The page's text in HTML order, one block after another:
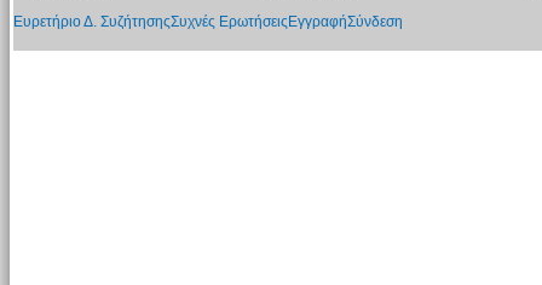
Ευρετήριο Δ. ΣυζήτησηςΣυχνές Ερωτήσεις ΕγγραφήΣύνδεση